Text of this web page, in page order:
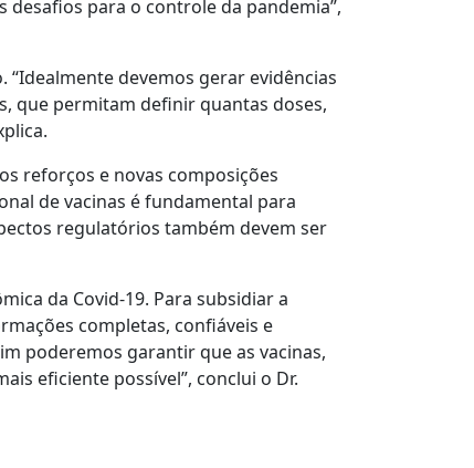
desafios para o controle da pandemia”,
devemos gerar evidências
que permitam definir quantas doses,
reforços e novas composições
de vacinas é fundamental para
regulatórios também devem ser
da Covid-19. Para subsidiar a
completas, confiáveis e
poderemos garantir que as vacinas,
eficiente possível”, conclui o Dr.